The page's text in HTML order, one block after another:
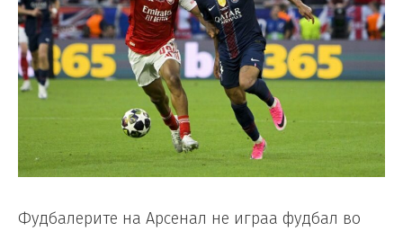
Фудбалерите на Арсенал не играа фудбал во